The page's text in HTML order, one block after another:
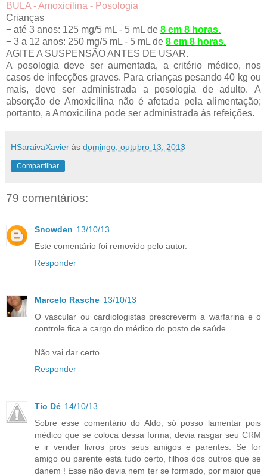
BULA - Amoxicilina - Posologia
Crianças
− até 3 anos: 125 mg/5 mL - 5 mL de 8 em 8 horas.
− 3 a 12 anos: 250 mg/5 mL - 5 mL de 8 em 8 horas.
AGITE A SUSPENSÃO ANTES DE USAR.
A posologia deve ser aumentada, a critério médico, nos
casos de infecções graves. Para crianças pesando 40 kg ou
mais, deve ser administrada a posologia de adulto. A
absorção de Amoxicilina não é afetada pela alimentação;
portanto, a Amoxicilina pode ser administrada às refeições.
HSaraivaXavier às domingo, outubro 13, 2013
Compartilhar
79 comentários:
Snowden 13/10/13
Este comentário foi removido pelo autor.
Responder
Marcelo Rasche 13/10/13
O vascular ou cardiologistas prescreverm a warfarina e o
controle fica a cargo do médico do posto de saúde.
Não vai dar certo.
Responder
Tio Dé 14/10/13
Sobre esse comentário do Aldo, só posso lamentar pois
médico que se coloca dessa forma, devia rasgar seu CRM
e ir vender livros pros seus amigos e parentes. Se for
amigo ou parente está tudo certo, filhos dos outros que se
danem ! Esse não devia nem ter se formado, por maior que